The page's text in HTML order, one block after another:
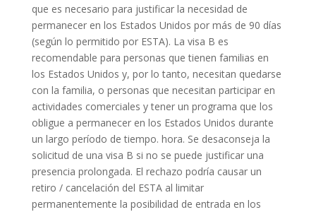
que es necesario para justificar la necesidad de
permanecer en los Estados Unidos por más de 90 días
(según lo permitido por ESTA). La visa B es
recomendable para personas que tienen familias en
los Estados Unidos y, por lo tanto, necesitan quedarse
con la familia, o personas que necesitan participar en
actividades comerciales y tener un programa que los
obligue a permanecer en los Estados Unidos durante
un largo período de tiempo. hora. Se desaconseja la
solicitud de una visa B si no se puede justificar una
presencia prolongada. El rechazo podría causar un
retiro / cancelación del ESTA al limitar
permanentemente la posibilidad de entrada en los